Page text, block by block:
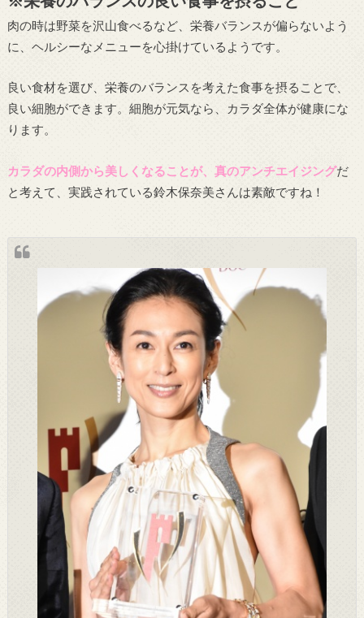
肉の時は野菜を沢山食べるなど、栄養バランスが偏らないよう
に、ヘルシーなメニューを心掛けているようです。
良い食材を選び、栄養のバランスを考えた食事を摂ることで、
良い細胞ができます。細胞が元気なら、カラダ全体が健康にな
ります。
カラダの内側から美しくなることが、真のアンチエイジングだ
と考えて、実践されている鈴木保奈美さんは素敵ですね！